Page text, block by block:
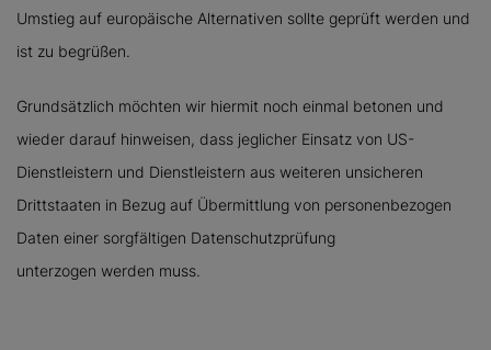
Umstieg auf europäische Alternativen sollte geprüft werden und
ist zu begrüßen.
Grundsätzlich möchten wir hiermit noch einmal betonen und
wieder darauf hinweisen, dass jeglicher Einsatz von US-
Dienstleistern und Dienstleistern aus weiteren unsicheren
Drittstaaten in Bezug auf Übermittlung von personenbezogen
Daten einer sorgfältigen Datenschutzprüfung
unterzogen werden muss.